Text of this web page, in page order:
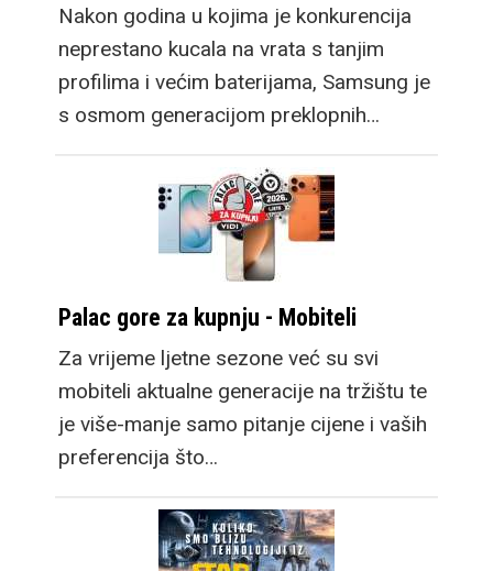
Nakon godina u kojima je konkurencija
neprestano kucala na vrata s tanjim
profilima i većim baterijama, Samsung je
s osmom generacijom preklopnih…
Palac gore za kupnju - Mobiteli
Za vrijeme ljetne sezone već su svi
mobiteli aktualne generacije na tržištu te
je više-manje samo pitanje cijene i vaših
preferencija što…